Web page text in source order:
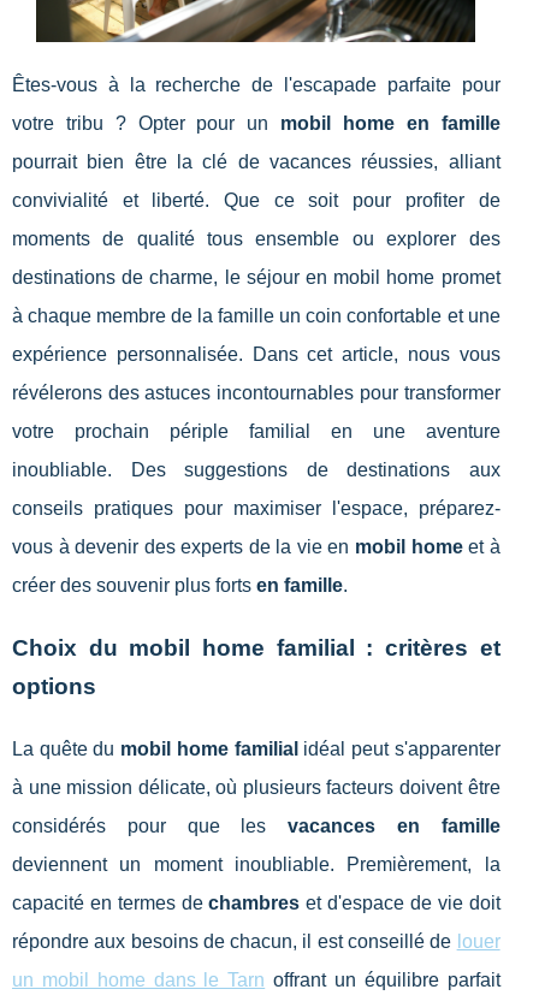
Êtes-vous à la recherche de l'escapade parfaite pour
votre tribu ? Opter pour un mobil home en famille
pourrait bien être la clé de vacances réussies, alliant
convivialité et liberté. Que ce soit pour profiter de
moments de qualité tous ensemble ou explorer des
destinations de charme, le séjour en mobil home promet
à chaque membre de la famille un coin confortable et une
expérience personnalisée. Dans cet article, nous vous
révélerons des astuces incontournables pour transformer
votre prochain périple familial en une aventure
inoubliable. Des suggestions de destinations aux
conseils pratiques pour maximiser l'espace, préparez-
vous à devenir des experts de la vie en mobil homeet à
créer des souvenir plus forts en famille.
Choix du mobil home familial : critères et
options
La quête du mobil home familial idéal peut s'apparenter
à une mission délicate, où plusieurs facteurs doivent être
considérés pour que lesvacances en famille
deviennent un moment inoubliable. Premièrement, la
capacité en termes dechambres et d'espace de vie doit
répondre aux besoins de chacun, il est conseillé de louer
un mobil home dans le Tarn offrant un équilibre parfait